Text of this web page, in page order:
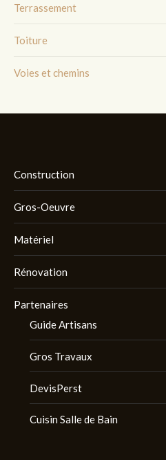
Terrassement
Toiture
Voies et chemins
Construction
Gros-Oeuvre
Matériel
Rénovation
Partenaires
Guide Artisans
Gros Travaux
DevisPerst
Cuisin Salle de Bain